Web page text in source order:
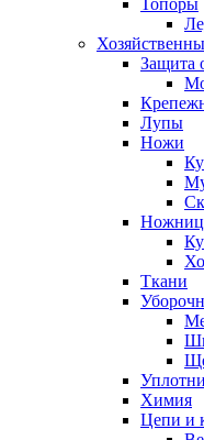
Топоры
Защита
Лупы
Ножи
Ткани
Химия
Цепи и